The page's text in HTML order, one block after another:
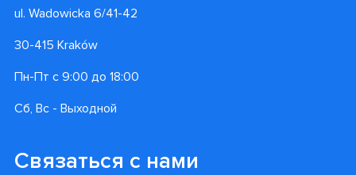
ul. Wadowicka 6/41-42
30-415 Kraków
Пн-Пт с 9:00 до 18:00
Сб, Вс - Выходной
Связаться с нами